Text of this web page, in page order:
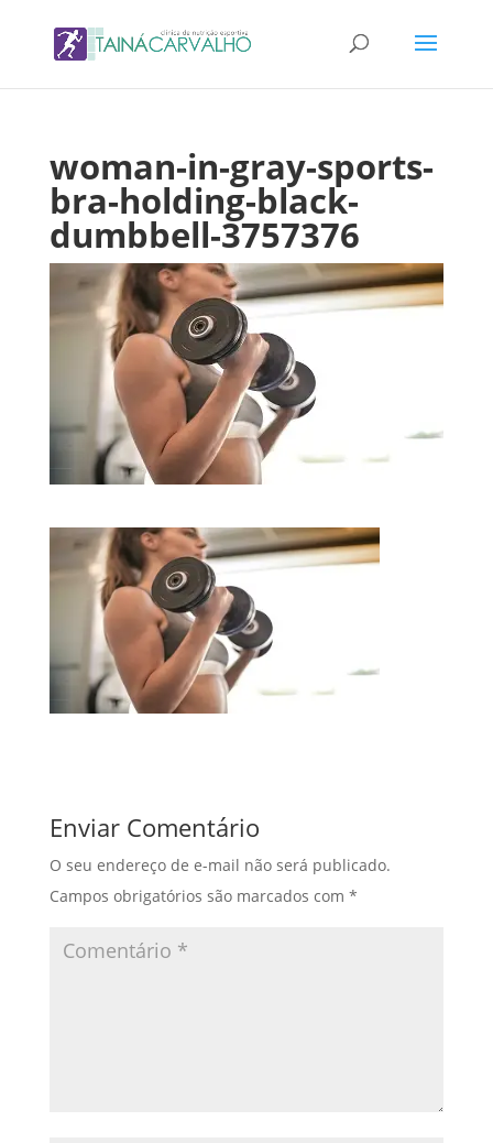
woman-in-gray-sports-
bra-holding-black-
dumbbell-3757376
Enviar Comentário
O seu endereço de e-mail não será publicado.
Campos obrigatórios são marcados com *